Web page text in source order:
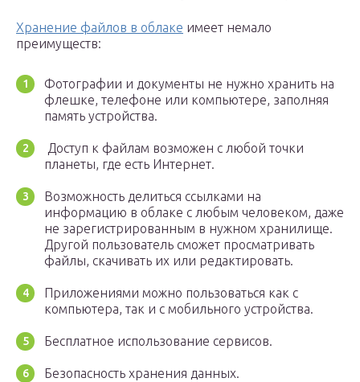
Хранение файлов в облаке имеет немало
преимуществ:
Фотографии и документы не нужно хранить на
флешке, телефоне или компьютере, заполняя
память устройства.
Доступ к файлам возможен с любой точки
планеты, где есть Интернет.
Возможность делиться ссылками на
информацию в облаке с любым человеком, даже
не зарегистрированным в нужном хранилище.
Другой пользователь сможет просматривать
файлы, скачивать их или редактировать.
Приложениями можно пользоваться как с
компьютера, так и с мобильного устройства.
Бесплатное использование сервисов.
Безопасность хранения данных.